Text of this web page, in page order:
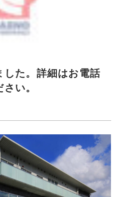
した。詳細はお電話
い。